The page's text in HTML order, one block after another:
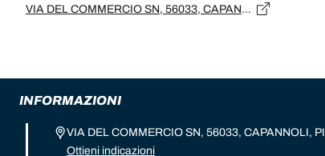
VIA DEL COMMERCIO SN, 56033, CAPANNOLI, PI
INFORMAZIONI
VIA DEL COMMERCIO SN, 56033, CAPANNOLI, PI
Ottieni indicazioni